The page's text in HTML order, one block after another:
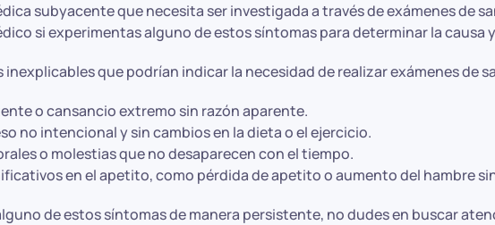
subyacente que necesita ser investigada a través de exámenes de
si experimentas alguno de estos síntomas para determinar la
que podrían indicar la necesidad de realizar exámenes de
o cansancio extremo sin razón aparente.
no intencional y sin cambios en la dieta o el ejercicio.
o molestias que no desaparecen con el tiempo.
en el apetito, como pérdida de apetito o aumento del hambre
de estos síntomas de manera persistente, no dudes en buscar